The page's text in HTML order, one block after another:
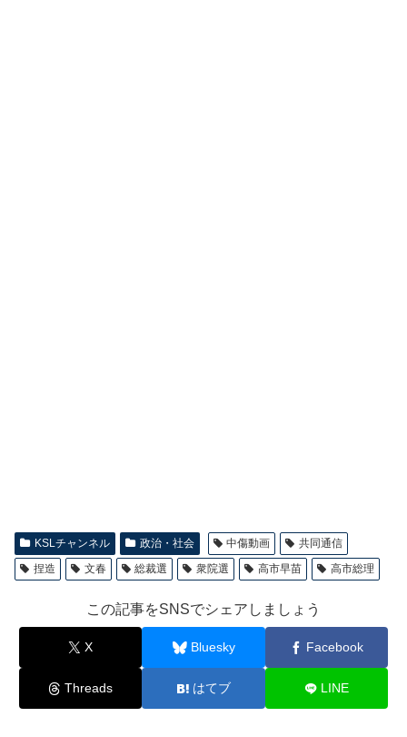
KSLチャンネル 政治・社会 中傷動画
共同通信
捏造
文春 総裁選 衆院選 高市早苗 高市総理
この記事をSNSでシェアしましょう
X Bluesky Facebook
Threads はてブ LINE